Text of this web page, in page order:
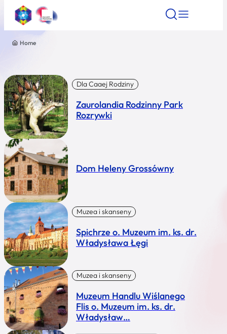
Nazwa atrakcji
Miasto
Kategoria
Home
Dla Caaej Rodziny
Zaurolandia Rodzinny Park
Rozrywki
Dom Heleny Grossówny
Muzea i skanseny
Spichrze o. Muzeum im. ks. dr.
Władysława Łęgi
Muzea i skanseny
Muzeum Handlu Wiślanego
Flis o. Muzeum im. ks. dr.
Władysław…